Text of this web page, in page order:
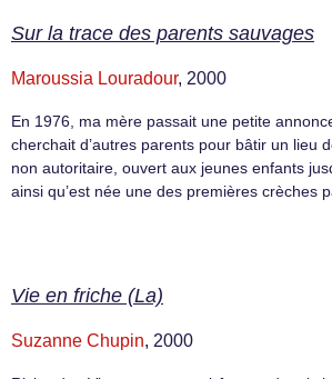
Sur la trace des parents sauvages
Maroussia Louradour, 2000
En 1976, ma mère passait une petite
cherchait d’autres parents pour bâtir un lieu
non autoritaire, ouvert aux jeunes enfants
ainsi qu’est née une des premières crèches
Vie en friche (La)
Suzanne Chupin, 2000